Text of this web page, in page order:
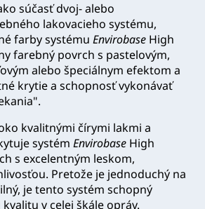
súčasť dvoj- alebo
lakovacieho systému,
farby systému Envirobase High
farebný povrch s pastelovým,
alebo špeciálnym efektom a
krytie a schopnosť vykonávať
kvalitnými čírymi lakmi a
systém Envirobase High
s excelentným leskom,
Pretože je jednoduchý na
je tento systém schopný
v celej škále opráv.